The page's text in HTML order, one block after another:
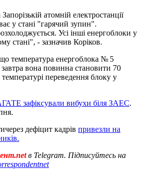
атомній електростанції
у стані "гарячий зупин".
Усі інші енергоблоки у
стані", - зазначив Коріков.
температура енергоблока № 5
вона повинна становити 70
температурі переведення блоку у
зафіксували вибухи біля ЗАЕС.
дефіцит кадрів привезли на
в Telegram. Підписуйтесь на